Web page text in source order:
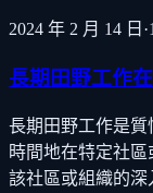
2024 年 2 月 14 日 ·
長期田野工作
長期田野工作是
時間地在特定社
該社區或組織的